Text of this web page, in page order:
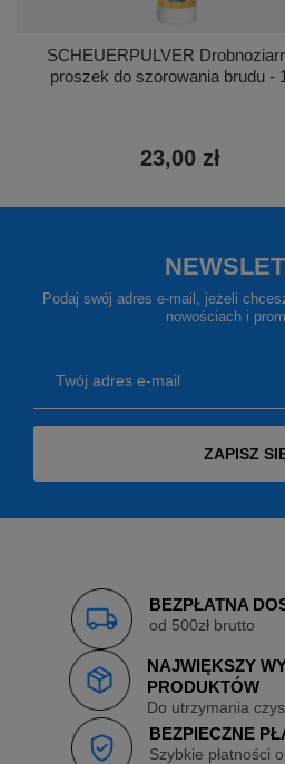
SCHEUERPULVER
proszek do szorowania brudu -
23,00 zł
Podaj swój adres e-mail, jeżeli
nowościach i
Twój adres e-mail
ZAPISZ
BEZPŁATNA
od 500zł brutto
NAJWIĘKSZY
PRODUKTÓW
Do utrzymania
BEZPIECZNE
Szybkie płatności